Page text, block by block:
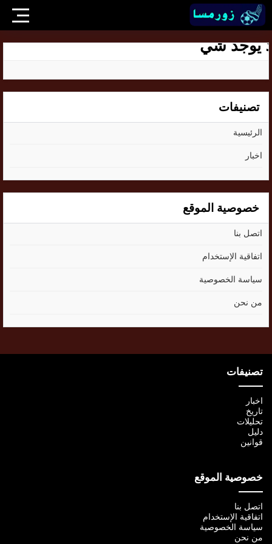
يوجد شي
تصنيفات
الرئيسية
اخبار
خصوصية الموقع
اتصل بنا
اتفاقية الإستخدام
سياسة الخصوصية
من نحن
تصنيفات
اخبار
تاريخ
تحليلات
دليل
قوانين
خصوصية الموقع
اتصل بنا
اتفاقية الإستخدام
سياسة الخصوصية
من نحن